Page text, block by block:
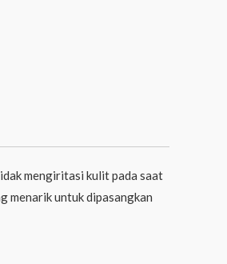
mengiritasi kulit pada saat
menarik untuk dipasangkan